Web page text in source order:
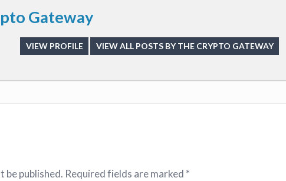
Gateway
VIEW PROFILE VIEW ALL POSTS BY THE CRYPTO GATEWAY
be published. Required fields are marked *